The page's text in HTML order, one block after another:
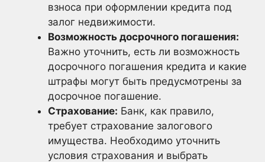
взноса при оформлении кредита под
залог недвижимости.
Возможность досрочного погашения:
Важно уточнить, есть ли возможность
досрочного погашения кредита и какие
штрафы могут быть предусмотрены за
досрочное погашение.
Страхование: Банк, как правило,
требует страхование залогового
имущества. Необходимо уточнить
условия страхования и выбрать